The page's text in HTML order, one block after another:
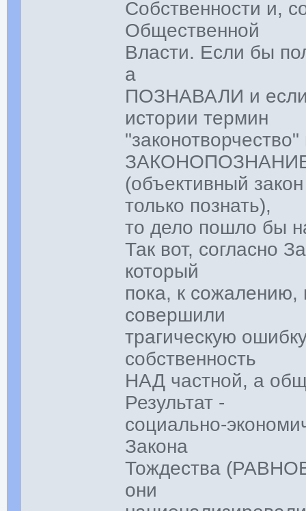
Собственности и,
Общественной
Власти. Если бы
а
ПОЗНАВАЛИ и если
истории термин
(объективный
только познать),
то дело пошло бы
Так вот, согласно
который
пока, к
совершили
трагическую
собственность
НАД частной, а
Результат -
социально-
Закона
Тождества
они